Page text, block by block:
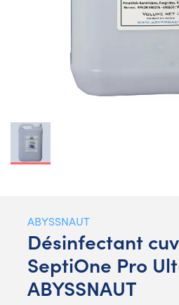
ABYSSNAUT
Désinfectant
SeptiOne Pro
ABYSSNAUT